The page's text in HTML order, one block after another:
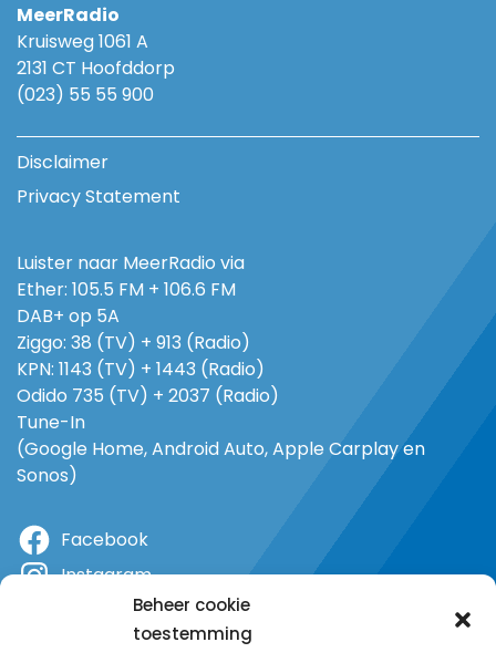
Beheer cookie
toestemming
MeerRadio
Kruisweg 1061 A
2131 CT Hoofddorp
(023) 55 55 900
Disclaimer
Privacy Statement
Luister naar MeerRadio via
Ether: 105.5 FM + 106.6 FM
DAB+ op 5A
Ziggo: 38 (TV) + 913 (Radio)
KPN: 1143 (TV) + 1443 (Radio)
Odido 735 (TV) + 2037 (Radio)
Tune-In
(Google Home, Android Auto, Apple Carplay en
Sonos)
Facebook
Instagram
YouTube